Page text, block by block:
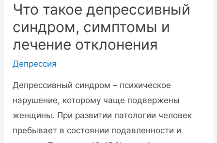
Что такое депрессивный
синдром, симптомы и
лечение отклонения
Депрессия
Депрессивный синдром – психическое
нарушение, которому чаще подвержены
женщины. При развитии патологии человек
пребывает в состоянии подавленности и